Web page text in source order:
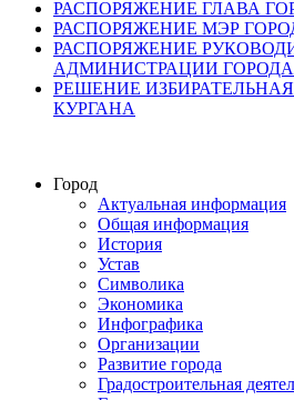
РАСПОРЯЖЕНИЕ ГЛАВА
РАСПОРЯЖЕНИЕ МЭР
РАСПОРЯЖЕНИЕ
АДМИНИСТРАЦИИ ГОРОДА
РЕШЕНИЕ
КУРГАНА
Город
Актуальная информация
Общая информация
История
Устав
Символика
Экономика
Инфографика
Организации
Развитие города
Градостроительная